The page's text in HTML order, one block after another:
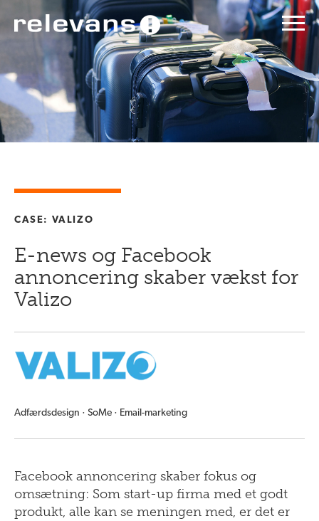
CASE: VALIZO
E-news og Facebook
annoncering skaber vækst for
Valizo
Adfærdsdesign · SoMe · Email-marketing
Facebook annoncering skaber fokus og
omsætning: Som start-up firma med et godt
produkt, alle kan se meningen med, er det er